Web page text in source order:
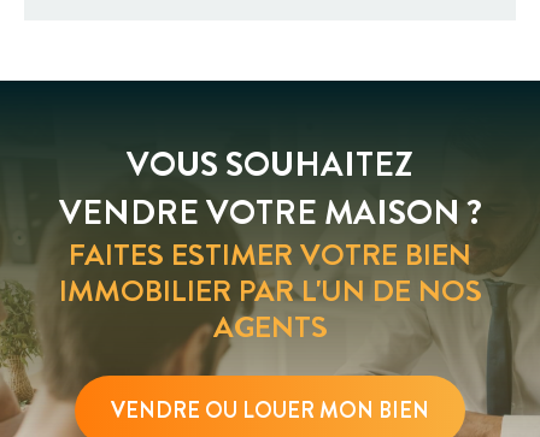
VOUS SOUHAITEZ
VENDRE VOTRE MAISON ?
FAITES ESTIMER VOTRE BIEN
IMMOBILIER PAR L'UN DE NOS
AGENTS
VENDRE OU LOUER MON BIEN